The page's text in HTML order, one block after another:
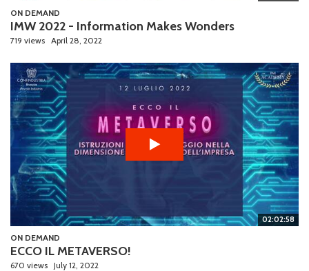
ON DEMAND
IMW 2022 - Information Makes Wonders
719 views April 28, 2022
02:02:58
ON DEMAND
ECCO IL METAVERSO!
670 views July 12, 2022